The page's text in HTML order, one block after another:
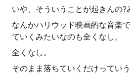
いや、そういうことが起きんの?
なんかハリウッド映画的な音楽
ていくみたいなのも全くなし。
全くなし。
そのまま落ちていくだけっていう